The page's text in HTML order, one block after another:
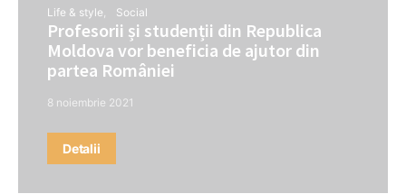
Life & style Social
Profesorii și studenții din Republica
Moldova vor beneficia de ajutor din
partea României
8 noiembrie 2021
Detalii